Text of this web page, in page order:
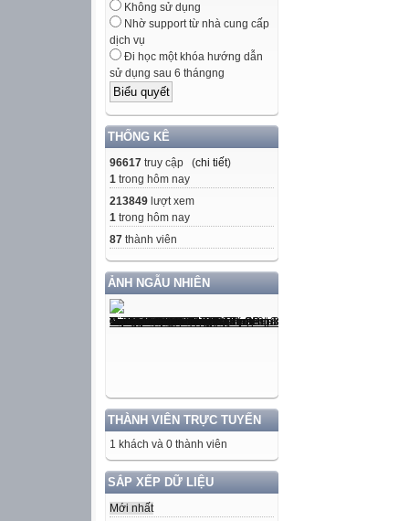
Không sử dụng
Nhờ support từ nhà cung cấp
dịch vụ
Đi học một khóa hướng dẫn
sử dụng sau 6 thángng
THỐNG KÊ
96617 truy cập (chi tiết)
1 trong hôm nay
213849 lượt xem
1 trong hôm nay
87 thành viên
ẢNH NGẪU NHIÊN
THÀNH VIÊN TRỰC TUYẾN
1 khách và 0 thành viên
SẮP XẾP DỮ LIỆU
Mới nhất